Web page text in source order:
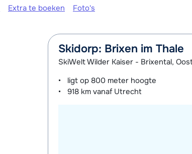
Extra te boeken Foto's
Skidorp: Brixen im Thale
SkiWelt Wilder Kaiser - Brixental,
ligt op 800 meter hoogte
918 km vanaf Utrecht